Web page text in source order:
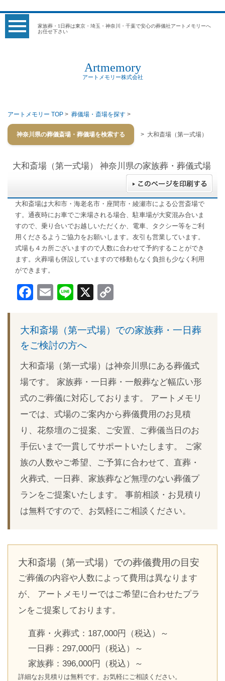
家族葬・1日葬は東京・埼玉・神奈川・千葉で安心の葬儀社アートメモリーへ
お任せ下さい
Artmemory
アートメモリー株式会社
アートメモリー TOP > 葬儀場・斎場を探す >
神奈川県の葬儀斎場・葬儀場を検索する > 大和斎場（第一式場）
大和斎場（第一式場） 神奈川県の家族葬・葬儀式場
大和斎場は大和市・海老名市・座間市・綾瀬市による公営斎場で
す。通夜時にお車でご来場される場合、駐車場が大変混み合いま
すので、乗り合いでお越しいただくか、電車、タクシー等をご利
用くださるようご協力をお願いします。友引も営業しています。
式場も４カ所ございますので人数に合わせて予約することができ
ます。火葬場も併設していますので移動もなく負担も少なく利用
ができます。
Facebook
EmailLine
X
大和斎場（第一式場）での家族葬・一日葬
をご検討の方へ
大和斎場（第一式場）は神奈川県にある葬儀式
場です。 家族葬・一日葬・一般葬など幅広い形
式のご葬儀に対応しております。 アートメモリ
ーでは、式場のご案内から葬儀費用のお見積
り、花祭壇のご提案、ご安置、ご葬儀当日のお
手伝いまで一貫してサポートいたします。 ご家
族の人数やご希望、ご予算に合わせて、直葬・
火葬式、一日葬、家族葬など無理のない葬儀プ
ランをご提案いたします。 事前相談・お見積り
は無料ですので、お気軽にご相談ください。
大和斎場（第一式場）での葬儀費用の目安
ご葬儀の内容や人数によって費用は異なります
が、 アートメモリーではご希望に合わせたプラ
ンをご提案しております。
直葬・火葬式：187,000円（税込）～
一日葬：297,000円（税込）～
家族葬：396,000円（税込）～
詳細なお見積りは無料です。お気軽にご相談ください。